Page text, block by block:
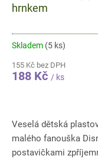
hrnkem
Skladem (5 ks)
155 Kč bez DPH
188 Kč / ks
Veselá dětská
malého fanouška
postavičkami